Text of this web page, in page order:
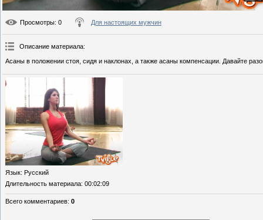
Просмотры: 0 Для настоящих мужчин
Описание материала:
Асаны в положении стоя, сидя и наклонах, а также асаны компенсации. Давайте
Язык: Русский
Длительность материала: 00:02:09
Всего комментариев: 0